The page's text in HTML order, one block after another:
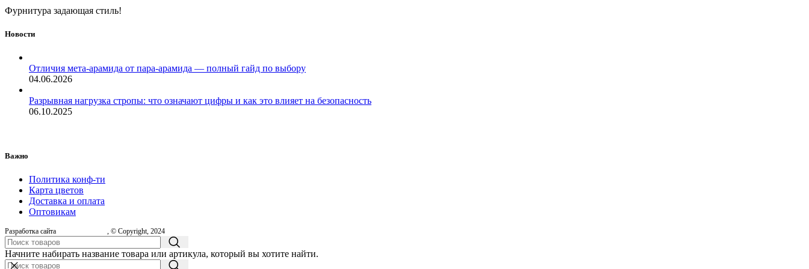
Фурнитура задающая стиль!
Новости
Отличия мета-арамида от пара-арамида — полный гайд по выбору
04.06.2026
Разрывная нагрузка стропы: что означают цифры и как это влияет на безопасность
06.10.2025
Важно
Политика конф-ти
Карта цветов
Доставка и оплата
Оптовикам
Разработка сайта , © Copyright, 2024
Начните набирать название товара или артикула, который вы хотите найти.